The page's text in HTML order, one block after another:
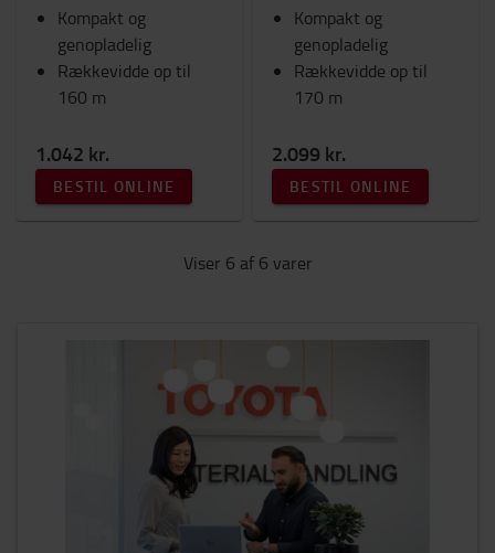
Kompakt og
genopladelig
Rækkevidde op til
160 m
1.042 kr.
BESTIL ONLINE
Kompakt og
genopladelig
Rækkevidde op til
170 m
2.099 kr.
BESTIL ONLINE
Viser 6 af 6 varer